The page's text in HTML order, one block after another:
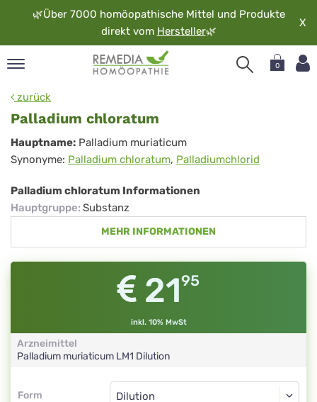
🌿Über 7000 homöopathische Mittel und Produkte
direkt vom Hersteller🌿
X
0
zurück
Palladium chloratum
Palladium
chloratum
Hauptname: Palladium muriaticum
Synonyme: Palladium chloratum, Palladiumchlorid
Palladium chloratum Informationen
Hauptgruppe: Substanz
MEHR INFORMATIONEN
2195
inkl. 10% MwSt
Arzneimittel
Palladium muriaticum LM1 Dilution
Form
Form